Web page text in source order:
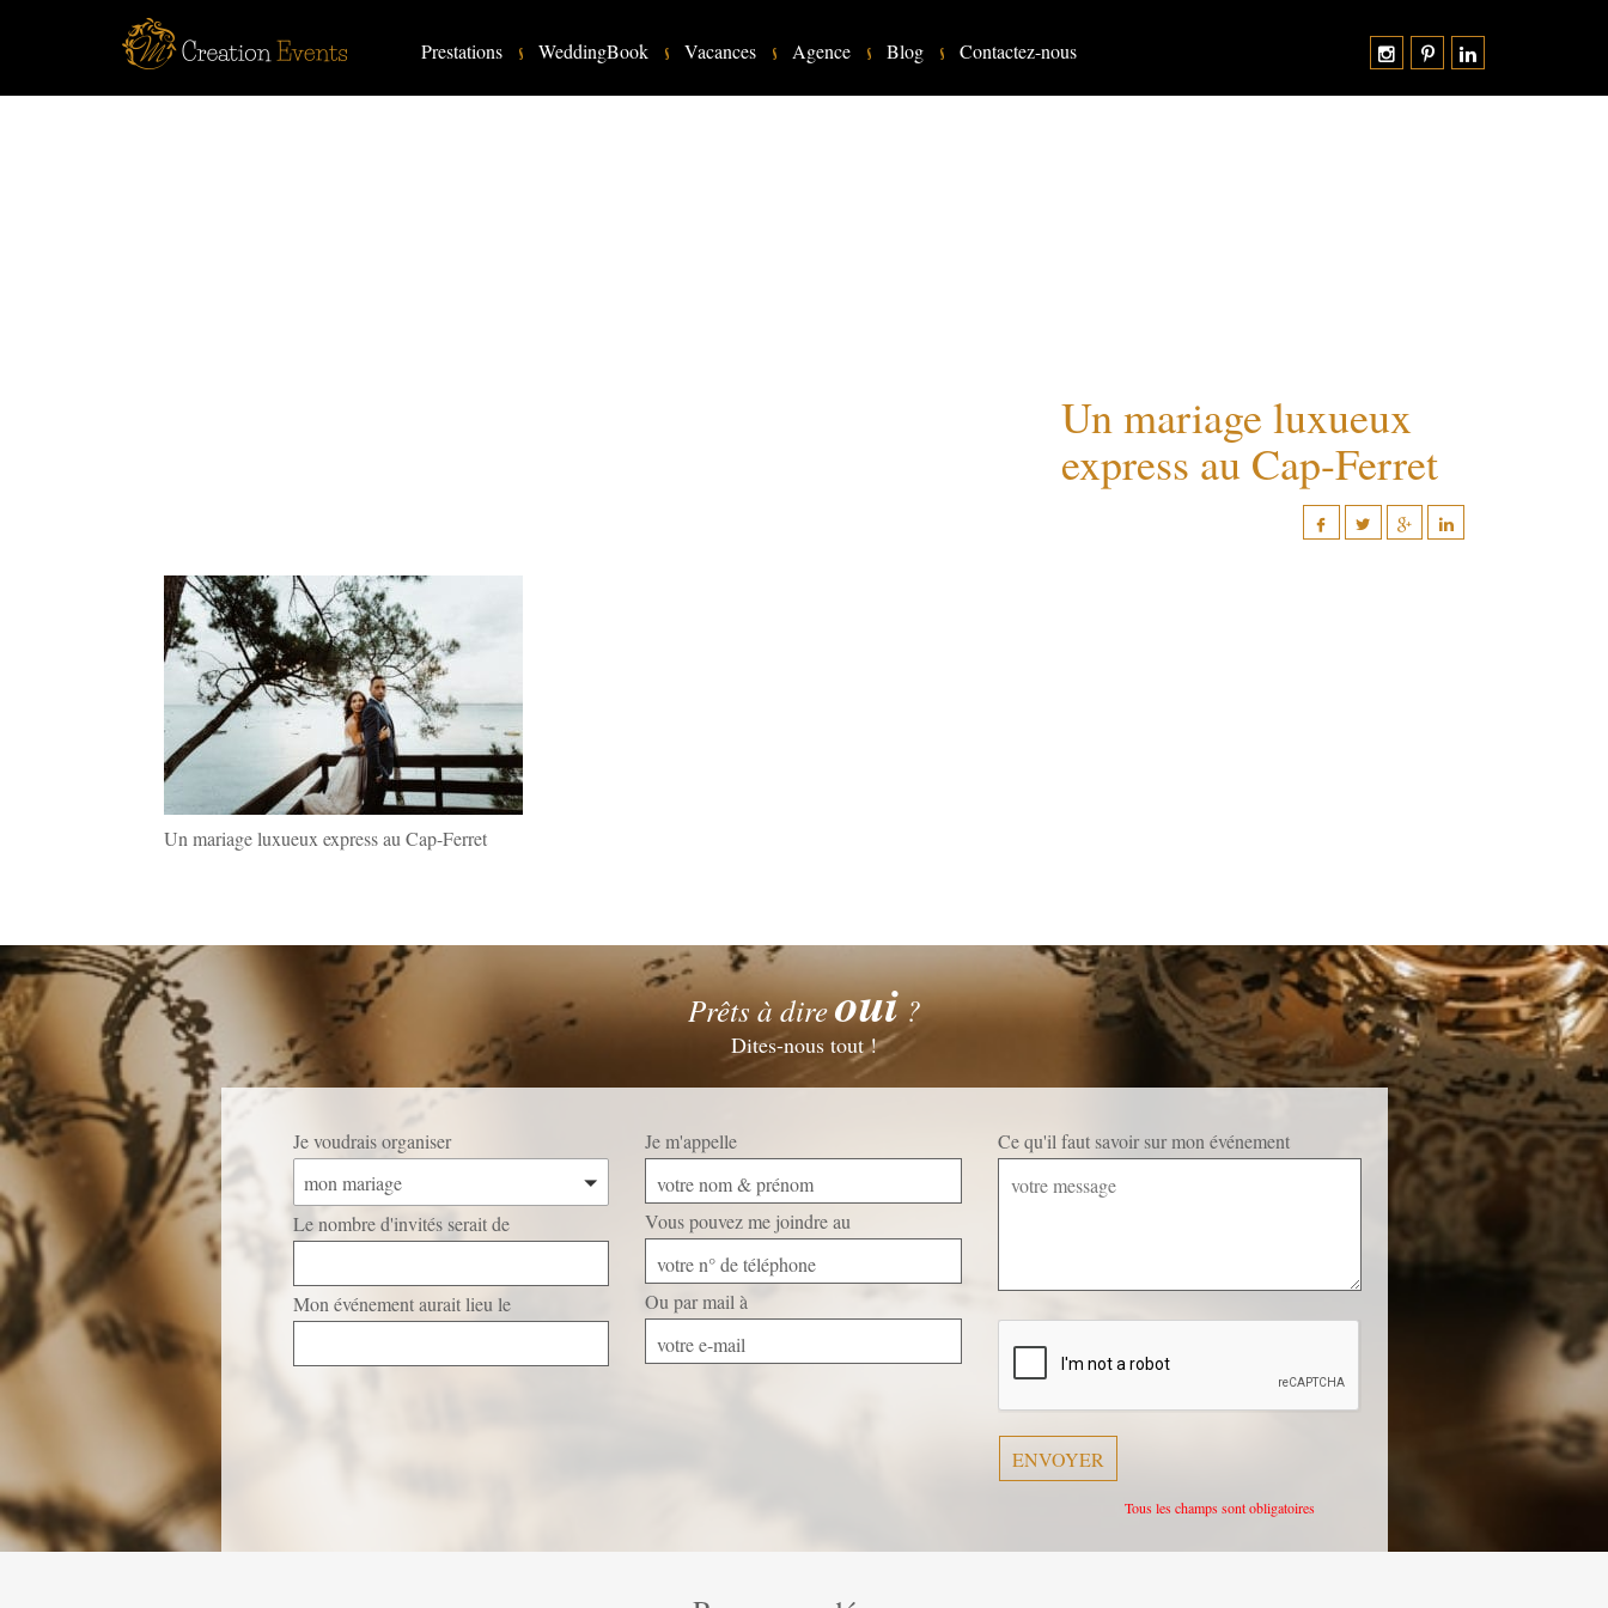
Prestations WeddingBook Vacances Agence Blog Contactez-nous
Un mariage luxueux
express au Cap-Ferret
Un mariage luxueux express au Cap-Ferret
Prêts à direoui?
Dites-nous tout !
Je voudrais organiser
mon mariage
Le nombre d'invités serait de
Mon événement aurait lieu le
Je m'appelle
votre nom & prénom
Vous pouvez me joindre au
votre n° de téléphone
Ou par mail à
votre e-mail
Ce qu'il faut savoir sur mon événement
champ
vide.
Tous les champs sont obligatoires